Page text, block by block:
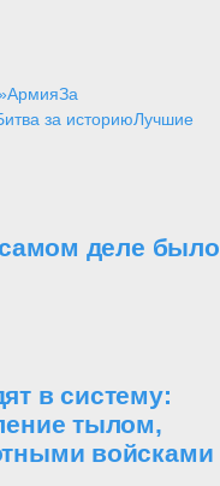
АрмияЗа
за историюЛучшие
деле было
в систему:
тылом,
войсками